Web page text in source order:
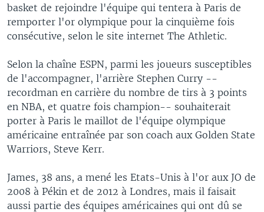
basket de rejoindre l'équipe qui tentera à Paris de
remporter l'or olympique pour la cinquième fois
consécutive, selon le site internet The Athletic.
Selon la chaîne ESPN, parmi les joueurs susceptibles
de l'accompagner, l'arrière Stephen Curry --
recordman en carrière du nombre de tirs à 3 points
en NBA, et quatre fois champion-- souhaiterait
porter à Paris le maillot de l'équipe olympique
américaine entraînée par son coach aux Golden State
Warriors, Steve Kerr.
James, 38 ans, a mené les Etats-Unis à l'or aux JO de
2008 à Pékin et de 2012 à Londres, mais il faisait
aussi partie des équipes américaines qui ont dû se